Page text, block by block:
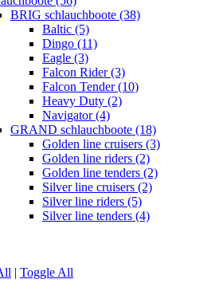
BRIG schlauchboote (38)
Baltic (5)
Dingo (11)
Eagle (3)
Falcon Rider (3)
Falcon Tender (10)
Heavy Duty (2)
Navigator (4)
GRAND schlauchboote (18)
Golden line cruisers (3)
Golden line riders (2)
Golden line tenders (2)
Silver line cruisers (2)
Silver line riders (5)
Silver line tenders (4)
| Toggle All